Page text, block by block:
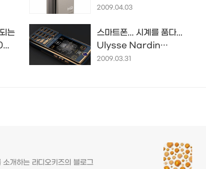
HDR-TG5V
2009.04.03
는
스마트폰... 시계를 품다...
Ulysse Nardin
'Chairman' hybrid smart
2009.03.31
소개하는 라디오키즈의 블로그